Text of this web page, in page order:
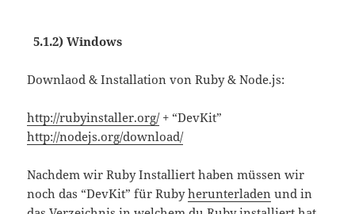
5.1.2) Windows
Downlaod & Installation von Ruby & Node.js:
http://rubyinstaller.org/+ “DevKit”
http://nodejs.org/download/
Nachdem wir Ruby Installiert haben müssen wir
noch das “DevKit” für Rubyherunterladen und in